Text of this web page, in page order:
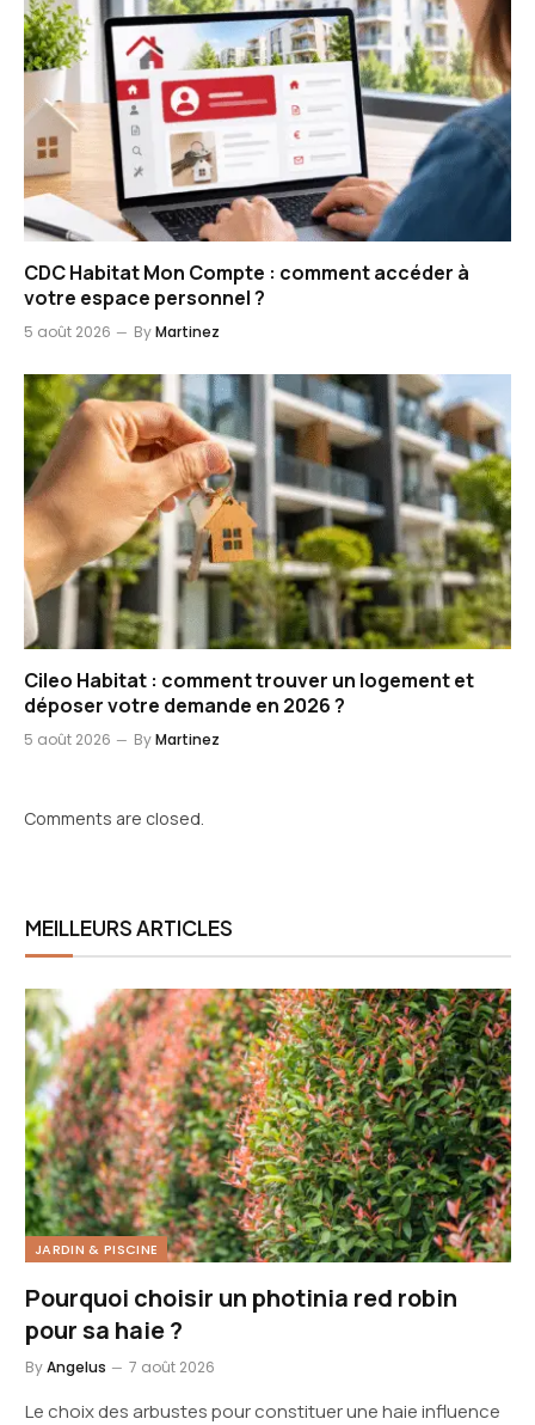
CDC Habitat Mon Compte : comment accéder à
votre espace personnel ?
5 août 2026 ByMartinez
Cileo Habitat : comment trouver un logement et
déposer votre demande en 2026 ?
5 août 2026 ByMartinez
Comments are closed.
MEILLEURS ARTICLES
JARDIN & PISCINE
Pourquoi choisir un photinia red robin
pour sa haie ?
ByAngelus 7 août 2026
Le choix des arbustes pour constituer une haie influence